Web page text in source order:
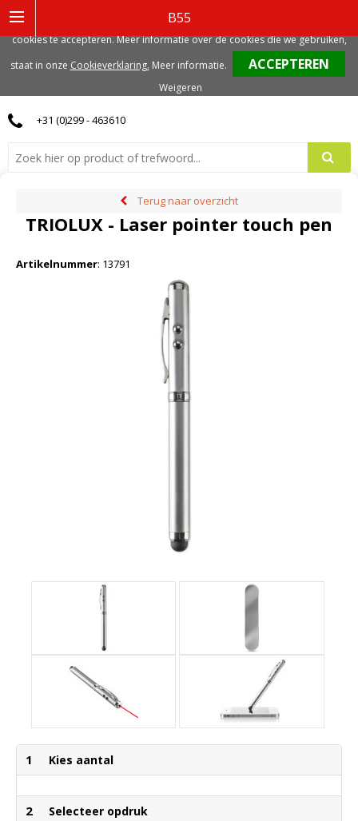
B55
0
+31 (0)299 - 463610
Terug naar overzicht
TRIOLUX - Laser pointer touch pen
Artikelnummer: 13791
1 Kies aantal
2 Selecteer opdruk
gerelateerde cookies. Voor de beste gebruikerservaring, adviseren we deze
cookies te accepteren. Meer informatie over de cookies die we gebruiken,
staat in onze Cookieverklaring. Meer informatie.
Weigeren